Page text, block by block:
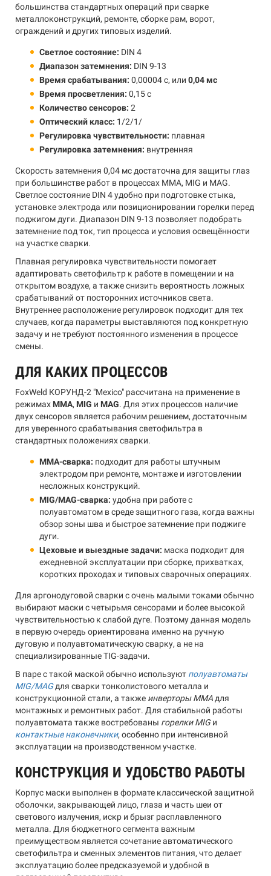
большинства стандартных операций при сварке
металлоконструкций, ремонте, сборке рам, ворот,
ограждений и других типовых изделий.
Светлое состояние: DIN 4
Диапазон затемнения: DIN 9-13
Время срабатывания: 0,00004 с, или 0,04 мс
Время просветления: 0,15 с
Количество сенсоров: 2
Оптический класс: 1/2/1/
Регулировка чувствительности: плавная
Регулировка затемнения: внутренняя
Скорость затемнения 0,04 мс достаточна для защиты глаз
при большинстве работ в процессах MMA, MIG и MAG.
Светлое состояние DIN 4 удобно при подготовке стыка,
установке электрода или позиционировании горелки перед
поджигом дуги. Диапазон DIN 9-13 позволяет подобрать
затемнение под ток, тип процесса и условия освещённости
на участке сварки.
Плавная регулировка чувствительности помогает
адаптировать светофильтр к работе в помещении и на
открытом воздухе, а также снизить вероятность ложных
срабатываний от посторонних источников света.
Внутреннее расположение регулировок подходит для тех
случаев, когда параметры выставляются под конкретную
задачу и не требуют постоянного изменения в процессе
смены.
ДЛЯ КАКИХ ПРОЦЕССОВ
FoxWeld КОРУНД-2 "Mexico" рассчитана на применение в
режимах MMA, MIG и MAG. Для этих процессов наличие
двух сенсоров является рабочим решением, достаточным
для уверенного срабатывания светофильтра в
стандартных положениях сварки.
MMA-сварка: подходит для работы штучным
электродом при ремонте, монтаже и изготовлении
несложных конструкций.
MIG/MAG-сварка: удобна при работе с
полуавтоматом в среде защитного газа, когда важны
обзор зоны шва и быстрое затемнение при поджиге
дуги.
Цеховые и выездные задачи: маска подходит для
ежедневной эксплуатации при сборке, прихватках,
коротких проходах и типовых сварочных операциях.
Для аргонодуговой сварки с очень малыми токами обычно
выбирают маски с четырьмя сенсорами и более высокой
чувствительностью к слабой дуге. Поэтому данная модель
в первую очередь ориентирована именно на ручную
дуговую и полуавтоматическую сварку, а не на
специализированные TIG-задачи.
В паре с такой маской обычно используют полуавтоматы
MIG/MAGдля сварки тонколистового металла и
конструкционной стали, а также инверторы MMA для
монтажных и ремонтных работ. Для стабильной работы
полуавтомата также востребованы горелки MIGи
контактные наконечники, особенно при интенсивной
эксплуатации на производственном участке.
КОНСТРУКЦИЯ И УДОБСТВО РАБОТЫ
Корпус маски выполнен в формате классической защитной
оболочки, закрывающей лицо, глаза и часть шеи от
светового излучения, искр и брызг расплавленного
металла. Для бюджетного сегмента важным
преимуществом является сочетание автоматического
светофильтра и сменных элементов питания, что делает
эксплуатацию более предсказуемой и удобной в